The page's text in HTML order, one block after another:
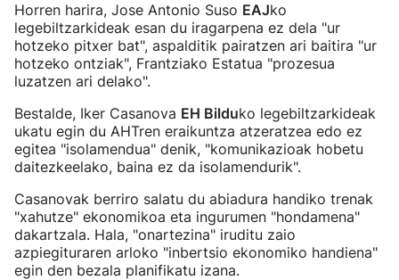
Horren harira, Jose Antonio Suso EAJko
legebiltzarkideak esan du iragarpena ez dela "ur
hotzeko pitxer bat", aspalditik pairatzen ari baitira "ur
hotzeko ontziak", Frantziako Estatua "prozesua
luzatzen ari delako".
Bestalde, Iker Casanova EH Bilduko legebiltzarkideak
ukatu egin du AHTren eraikuntza atzeratzea edo ez
egitea "isolamendua" denik, "komunikazioak hobetu
daitezkeelako, baina ez da isolamendurik".
Casanovak berriro salatu du abiadura handiko trenak
"xahutze" ekonomikoa eta ingurumen "hondamena"
dakartzala. Hala, "onartezina" iruditu zaio
azpiegituraren arloko "inbertsio ekonomiko handiena"
egin den bezala planifikatu izana.